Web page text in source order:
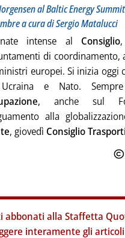
al Baltic Energy
a cura di Sergio Matalucci
intense al Consiglio
di coordinamento,
europei. Si inizia oggi
e Nato.
, anche sul
alla
, giovedì Consiglio
abbonati alla Staffetta
interamente gli